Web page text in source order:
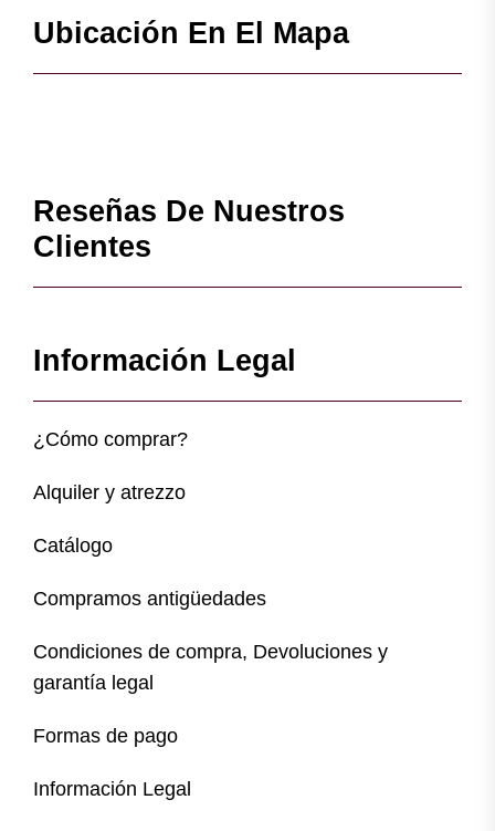
Ubicación En El Mapa
Reseñas De Nuestros
Clientes
Información Legal
¿Cómo comprar?
Alquiler y atrezzo
Catálogo
Compramos antigüedades
Condiciones de compra, Devoluciones y
garantía legal
Formas de pago
Información Legal